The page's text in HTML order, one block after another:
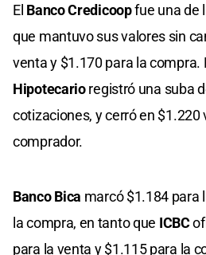
El Banco Credicoopfue una de
que mantuvo sus valores sin
venta y $1.170 para la compra.
Hipotecarioregistró una suba
cotizaciones, y cerró en $1.220
comprador.
Banco Bica marcó $1.184 para
la compra, en tanto que ICBC
para la venta y $1.115 para la